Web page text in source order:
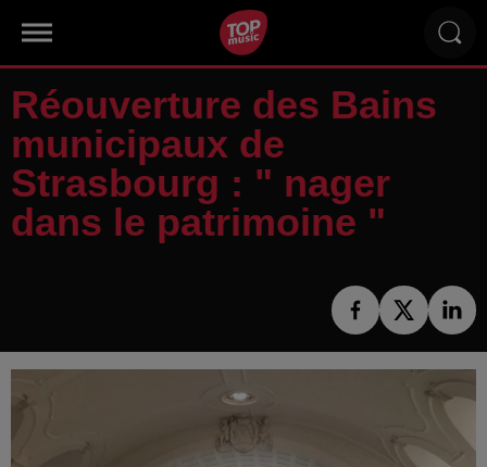
Réouverture des Bains
municipaux de
Strasbourg : " nager
dans le patrimoine "